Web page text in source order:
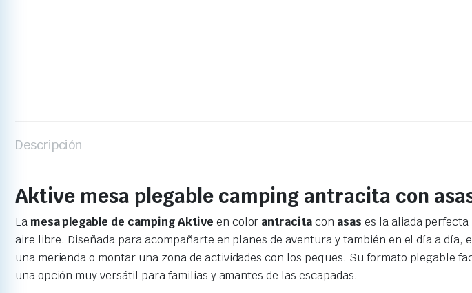
Descripción
Aktive mesa plegable camping antracita con
La mesa plegable de camping Aktive en color antracitacon asas es la aliada
aire libre. Diseñada para acompañarte en planes de aventura y también en el día a
una merienda o montar una zona de actividades con los peques. Su formato plegable
una opción muy versátil para familias y amantes de las escapadas.